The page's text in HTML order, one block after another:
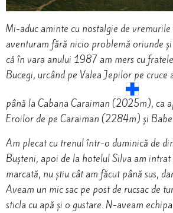
Mi-aduc aminte cu nostalgie de
aventuram fără nicio problemă oriunde și
că în vara anului 1987 am mers cu
Bucegi, urcând pe Valea Jepilor pe cruce
până la Cabana Caraiman (2025m), ca
Eroilor de pe Caraiman (2284m) și
Am plecat cu trenul într-o duminică de
Bușteni, apoi de la hotelul Silva am
marcată, nu știu cât am făcut până sus,
Aveam un mic sac pe post de rucsac de
sticla cu apă și o gustare. N-aveam